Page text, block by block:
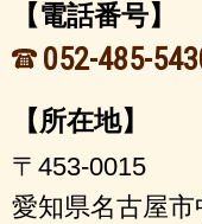
【電話番号】
052-485-
【所在地】
〒453-0015
愛知県名古屋